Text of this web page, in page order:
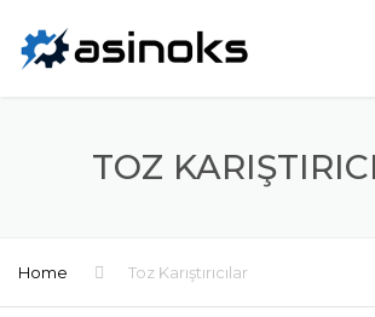
TOZ
Home Toz Karıştırıcılar